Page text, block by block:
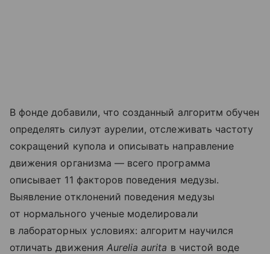
В фонде добавили, что созданный алгоритм обучен
определять силуэт аурелии, отслеживать частоту
сокращений купола и описывать направление
движения организма — всего программа
описывает 11 факторов поведения медузы.
Выявление отклонений поведения медузы
от нормального ученые моделировали
в лабораторных условиях: алгоритм научился
отличать движения Aurelia aurita в чистой воде